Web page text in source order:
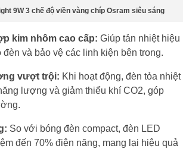
9W 3 chế độ viền vàng chíp Osram siêu sáng
kim nhôm cao cấp: Giúp tản nhiệt hiệu
đèn và bảo vệ các linh kiện bên trong.
vượt trội: Khi hoạt động, đèn tỏa nhiệt
lượng và giảm thiểu khí CO2, góp
So với bóng đèn compact, đèn LED
đến 70% điện năng, mang lại hiệu quả